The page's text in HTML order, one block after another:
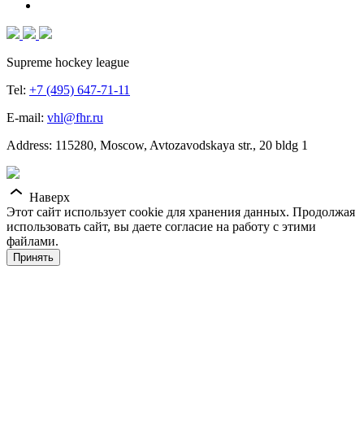
Supreme hockey league
Tel: +7 (495) 647-71-11
E-mail: vhl@fhr.ru
Address: 115280, Moscow, Avtozavodskaya str., 20 bldg 1
Наверх
Этот сайт использует cookie для хранения данных. Продолжая
использовать сайт, вы даете согласие на работу с этими
файлами.
Принять